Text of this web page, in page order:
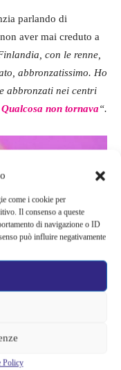
come i cookie per
Il consenso a queste
di navigazione o ID
può influire negativamente
Policy
parlando di
aver mai creduto a
con le renne,
abbronzatissimo. Ho
abbronzati nei centri
Qualcosa non tornava“.
a questo posto.
mio padre. Cinque